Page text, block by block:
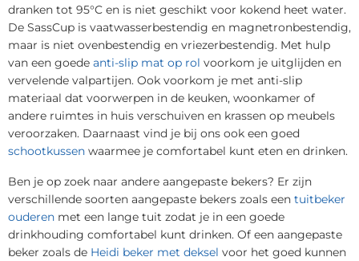
dranken tot 95°C en is niet geschikt voor kokend heet water.
De SassCup is vaatwasserbestendig en magnetronbestendig,
maar is niet ovenbestendig en vriezerbestendig. Met hulp
van een goede anti-slip mat op rol voorkom je uitglijden en
vervelende valpartijen. Ook voorkom je met anti-slip
materiaal dat voorwerpen in de keuken, woonkamer of
andere ruimtes in huis verschuiven en krassen op meubels
veroorzaken. Daarnaast vind je bij ons ook een goed
schootkussen waarmee je comfortabel kunt eten en drinken.
Ben je op zoek naar andere aangepaste bekers? Er zijn
verschillende soorten aangepaste bekers zoals een tuitbeker
ouderen met een lange tuit zodat je in een goede
drinkhouding comfortabel kunt drinken. Of een aangepaste
beker zoals de Heidi beker met deksel voor het goed kunnen